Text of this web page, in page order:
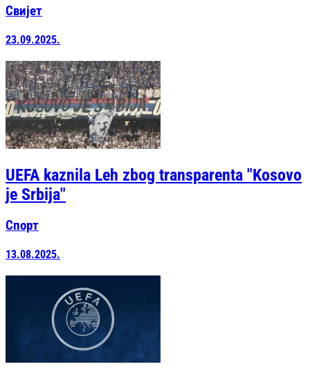
Свијет
23.09.2025.
UEFA kaznila Leh zbog transparenta "Kosovo
je Srbija"
Спорт
13.08.2025.